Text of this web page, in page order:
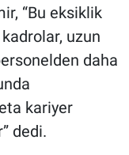
“Bu eksiklik
uzun
daha
kariyer
dedi.